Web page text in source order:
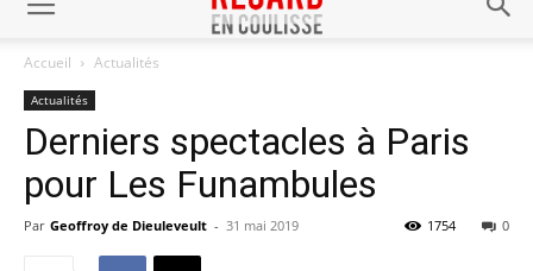
Accueil Actualités
Actualités
Derniers spectacles à Paris
pour Les Funambules
Par Geoffroy de Dieuleveult - 31 mai 2019 0
1754